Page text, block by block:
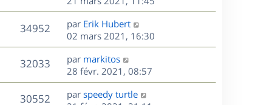
e
s
a
g
e
e
s
s
a
g
e
s
e
r
m
e
s
s
a
g
u
e
s
r
n
i
e
r
m
e
s
34952V
u
e
s
D
e
r
n
i
e
r
par Erik Hubert
02 mars 2021, 16:30
32033V
u
D
e
r
n
par markitos
28 févr. 2021, 08:57
30552V
D
par speedy turtle